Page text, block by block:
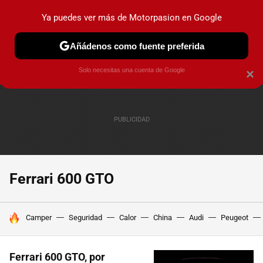
PRUEBAS COCHES ELÉCTRICOS OBSERVATORIO
Ferrari 600 GTO
HOY SE HABLA DE
Camper Seguridad Calor China Audi Peugeot
Ferrari 600 GTO, por
×
Ya puedes ver más de Motorpasion en Google
Añádenos como fuente preferida
Solo necesitas una cuenta de Google